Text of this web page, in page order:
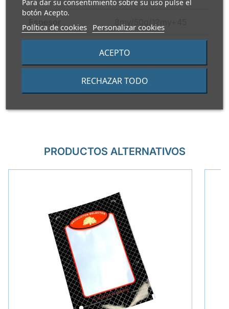
Para dar su consentimiento sobre su uso pulse el
botón Acepto.
Política de cookies Personalizar cookies
RECHAZAR TODO
ACEPTO
Espesor 8my/50g/12my+45
Alimentos fríos, Apto
Guía de reciclaje Contenedor amarillo
PRODUCTOS ALTERNATIVOS